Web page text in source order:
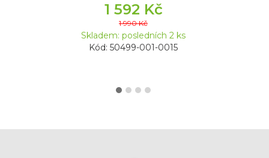
1 592 Kč
1 990 Kč
Skladem: posledních 2 ks
Kód: 50499-001-0015